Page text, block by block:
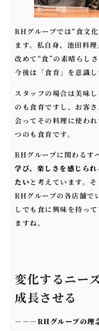
RHグループでは“食文
ます。私自身、池田料
改めて“食”の素晴らし
今後は「食育」を意識し
スタッフの場合は美味
のも食育ですし、お客
会ってその料理に使わ
つのも食育です。
RHグループに関わるす
学び、楽しさを感じら
たい と考えています。
RHグループの各店舗で
しでも食に興味を持っ
ますね。
変化するニー
成長させる
－－－RHグループの理